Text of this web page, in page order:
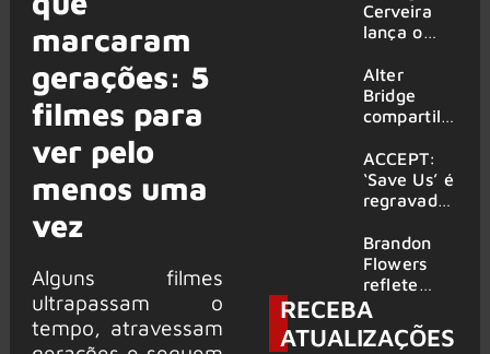
marcaram
gerações: 5
filmes para
ver pelo
menos uma
vez
Alguns filmes
ultrapassam o
tempo, atravessam
Cerveira
lança o
Searcher”
Alter
Bridge
compartilh
vivo de
“Fortress”
gravada
am Ring
2026
ACCEPT:
‘Save Us’ é
regravada
membros
do GHOST
e KORN
Brandon
Flowers
reflete
sobre o
futuro e
levanta
RECEBA
ATUALIZAÇÕES